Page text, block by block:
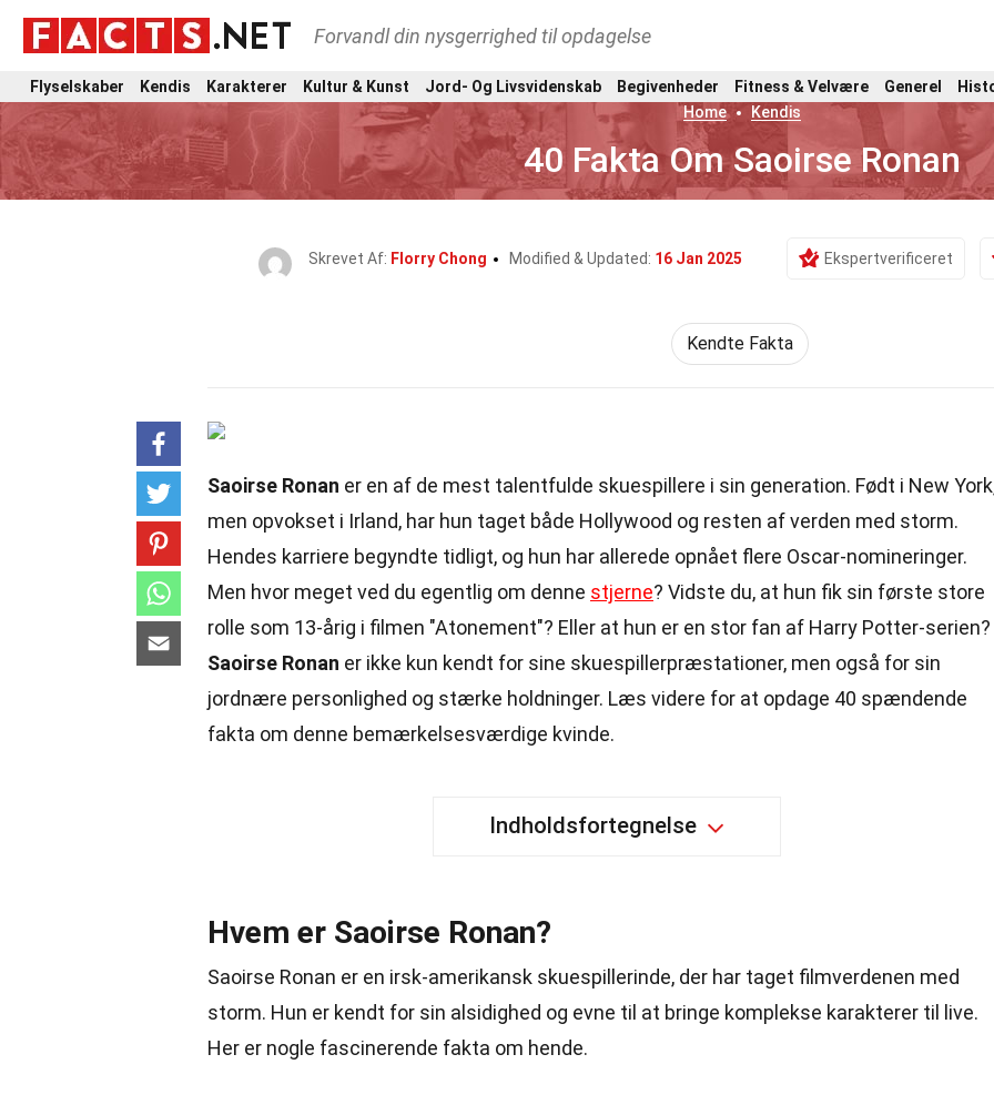
Forvandl din nysgerrighed til opdagelse
Flyselskaber Kendis Karakterer Kultur & Kunst Jord- Og Livsvidenskab Begivenheder Fitness & Velvære Generel
Home
Kendis
40 Fakta Om Saoirse Ronan
Skrevet Af: Florry Chong Modified & Updated: 16 Jan 2025 Ekspertverificeret
Kendte Fakta
Saoirse Ronan er en af de mest talentfulde skuespillere i sin generation. Født i New
men opvokset i Irland, har hun taget både Hollywood og resten af verden med storm.
Hendes karriere begyndte tidligt, og hun har allerede opnået flere Oscar-nomineringer.
Men hvor meget ved du egentlig om denne stjerne? Vidste du, at hun fik sin første store
rolle som 13-årig i filmen "Atonement"? Eller at hun er en stor fan af Harry Potter-serien?
Saoirse Ronan er ikke kun kendt for sine skuespillerpræstationer, men også for sin
jordnære personlighed og stærke holdninger. Læs videre for at opdage 40 spændende
fakta om denne bemærkelsesværdige kvinde.
Indholdsfortegnelse
Hvem er Saoirse Ronan?
Saoirse Ronan er en irsk-amerikansk skuespillerinde, der har taget filmverdenen med
storm. Hun er kendt for sin alsidighed og evne til at bringe komplekse karakterer til live.
Her er nogle fascinerende fakta om hende.